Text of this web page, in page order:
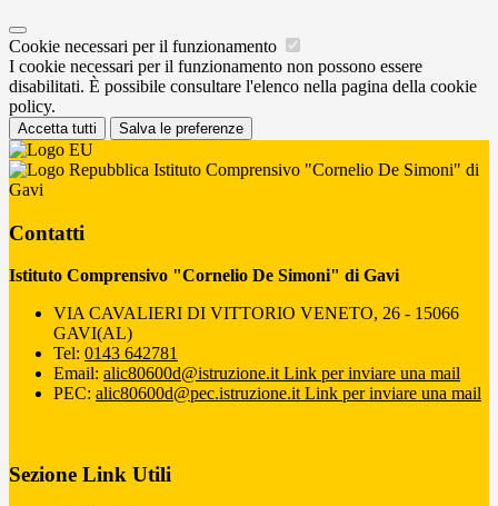
Cookie necessari per il funzionamento
I cookie necessari per il funzionamento non possono essere
disabilitati. È possibile consultare l'elenco nella pagina della cookie
policy.
Accetta tutti Salva le preferenze
Istituto Comprensivo "Cornelio De Simoni" di
Gavi
Contatti
Istituto Comprensivo "Cornelio De Simoni" di Gavi
VIA CAVALIERI DI VITTORIO VENETO, 26 - 15066
GAVI(AL)
Tel: 0143 642781
Email: alic80600d@istruzione.itLink per inviare una mail
PEC: alic80600d@pec.istruzione.itLink per inviare una mail
Sezione Link Utili